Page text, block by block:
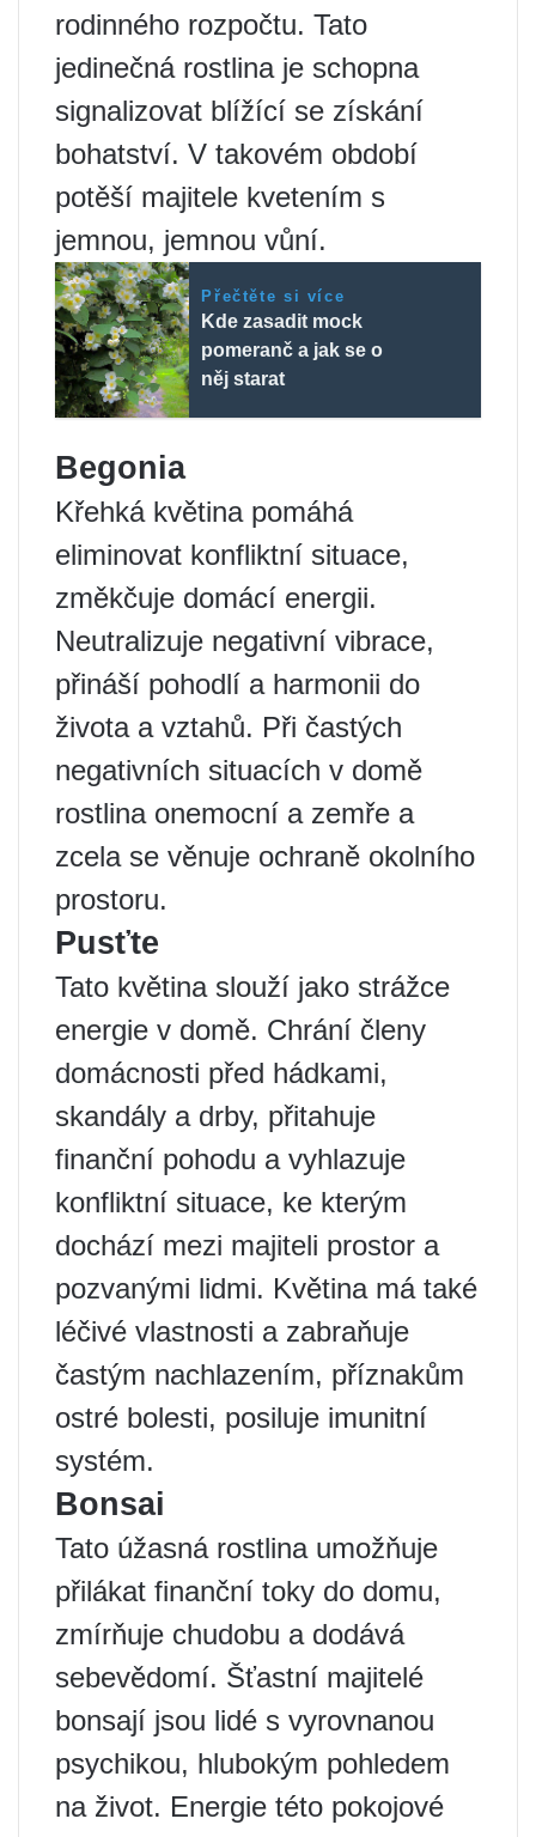
rodinného rozpočtu. Tato
jedinečná rostlina je schopna
signalizovat blížící se získání
bohatství. V takovém období
potěší majitele kvetením s
jemnou, jemnou vůní.
Přečtěte si více
Kde zasadit mock
pomeranč a jak se o
něj starat
Begonia
Křehká květina pomáhá
eliminovat konfliktní situace,
změkčuje domácí energii.
Neutralizuje negativní vibrace,
přináší pohodlí a harmonii do
života a vztahů. Při častých
negativních situacích v domě
rostlina onemocní a zemře a
zcela se věnuje ochraně okolního
prostoru.
Pusťte
Tato květina slouží jako strážce
energie v domě. Chrání členy
domácnosti před hádkami,
skandály a drby, přitahuje
finanční pohodu a vyhlazuje
konfliktní situace, ke kterým
dochází mezi majiteli prostor a
pozvanými lidmi. Květina má také
léčivé vlastnosti a zabraňuje
častým nachlazením, příznakům
ostré bolesti, posiluje imunitní
systém.
Bonsai
Tato úžasná rostlina umožňuje
přilákat finanční toky do domu,
zmírňuje chudobu a dodává
sebevědomí. Šťastní majitelé
bonsají jsou lidé s vyrovnanou
psychikou, hlubokým pohledem
na život. Energie této pokojové